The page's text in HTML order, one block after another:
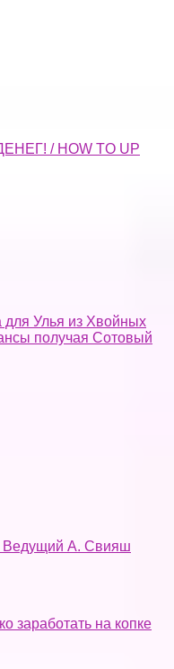
/ HOW TO UP
для Улья из Хвойных
получая Сотовый
Без